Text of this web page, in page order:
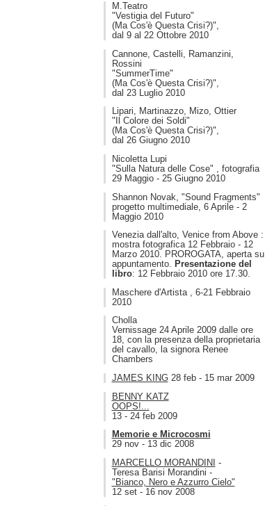
M.Teatro
"Vestigia del Futuro"
(Ma Cos'è Questa Crisi?)",
dal 9 al 22 Ottobre 2010
Cannone, Castelli, Ramanzini,
Rossini
"SummerTime"
(Ma Cos'è Questa Crisi?)",
dal 23 Luglio 2010
Lipari, Martinazzo, Mizo, Ottier
"Il Colore dei Soldi"
(Ma Cos'è Questa Crisi?)",
dal 26 Giugno 2010
Nicoletta Lupi
"Sulla Natura delle Cose" , fotografia
29 Maggio - 25 Giugno 2010
Shannon Novak, "Sound Fragments"
progetto multimediale, 6 Aprile - 2
Maggio 2010
Venezia dall'alto, Venice from Above :
mostra fotografica 12 Febbraio - 12
Marzo 2010. PROROGATA, aperta su
appuntamento. Presentazione del
libro: 12 Febbraio 2010 ore 17.30.
Maschere d'Artista , 6-21 Febbraio
2010
Cholla
Vernissage 24 Aprile 2009 dalle ore
18, con la presenza della proprietaria
del cavallo, la signora Renee
Chambers
JAMES KING28 feb - 15 mar 2009
BENNY KATZ
OOPS!...
13 - 24 feb 2009
Memorie e Microcosmi
29 nov - 13 dic 2008
MARCELLO MORANDINI
-
Teresa Barisi Morandini -
"Bianco, Nero e Azzurro Cielo"
12 set - 16 nov 2008